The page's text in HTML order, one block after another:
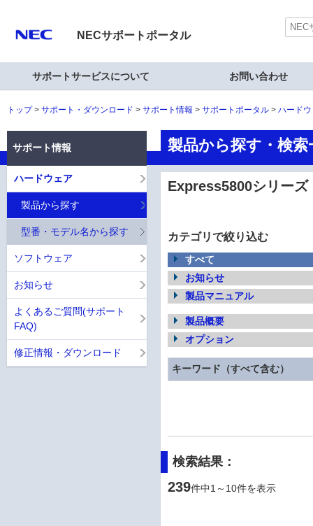
NECサポートポータル
サポートサービスについて お問い合わせ
トップ サポート・ダウンロード サポート情報 サポートポータル ハード
製品から探す・検
Express5800シリー
カテゴリで絞り込む
すべて
お知らせ
製品マニュアル
製品概要
オプション
キーワード（すべて含む）
検索結果：
239件中1～10件を表示
サポート情報
ハードウェア
製品から探す
型番・モデル名から探す
ソフトウェア
お知らせ
よくあるご質問(サポート
FAQ)
修正情報・ダウンロード